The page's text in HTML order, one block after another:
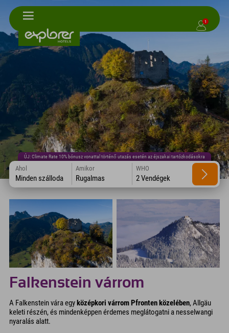
1
ÚJ: Climate Rate 10% bónusz vonattal történő utazás esetén az éjszakai tartózkodásokra
Ahol
Minden szálloda
Amikor
Rugalmas
WHO
2 Vendégek
Falkenstein várrom
A Falkenstein vára egyközépkori várrom Pfronten közelében, Allgäu
keleti részén, és mindenképpen érdemes meglátogatni a nesselwangi
nyaralás alatt.